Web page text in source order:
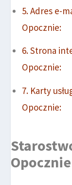
Adres e-
Opocznie:
Strona
Opocznie:
Karty
Opocznie:
Opocznie